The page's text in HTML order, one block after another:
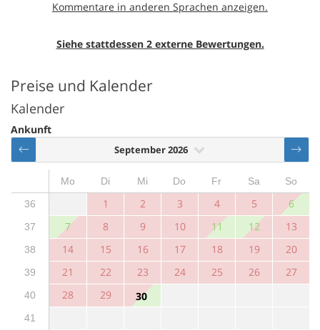
Siehe stattdessen 2 externe Bewertungen.
Preise und Kalender
Kalender
Ankunft
September 2026
Mo Di Mi Do Fr Sa
So
36
1 2 3 4 5 6
37 7 8 9 10 11 12 13
38 14 15 16 17 18 19 20
39 21 22 23 24 25 26 27
40 28 29 30
41